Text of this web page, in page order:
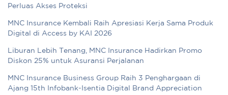
Perluas Akses Proteksi
MNC Insurance Kembali Raih Apresiasi Kerja Sama Produk
Digital di Access by KAI 2026
Liburan Lebih Tenang, MNC Insurance Hadirkan Promo
Diskon 25% untuk Asuransi Perjalanan
MNC Insurance Business Group Raih 3 Penghargaan di
Ajang 15th Infobank-Isentia Digital Brand Appreciation